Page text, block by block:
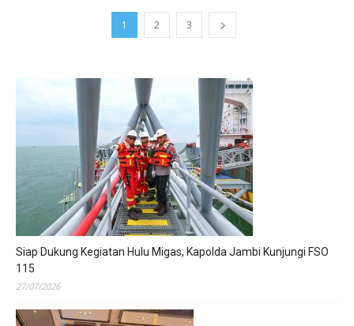
1 2 3
Siap Dukung Kegiatan Hulu Migas, Kapolda Jambi Kunjungi FSO
115
27/07/2026